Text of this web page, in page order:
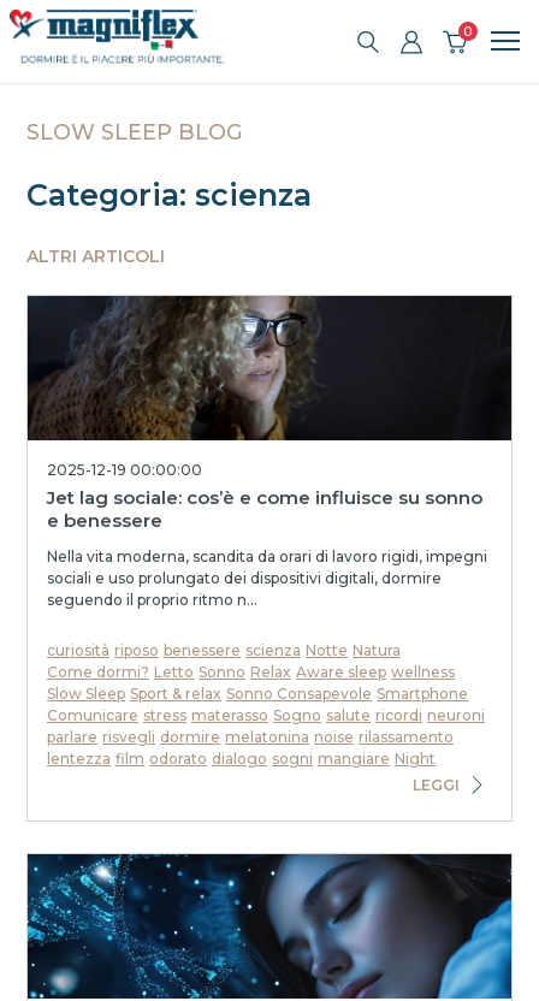
0
SLOW SLEEP BLOG
Categoria: scienza
ALTRI ARTICOLI
2025-12-19 00:00:00
Jet lag sociale: cos’è e come influisce su sonno
e benessere
Nella vita moderna, scandita da orari di lavoro rigidi, impegni
sociali e uso prolungato dei dispositivi digitali, dormire
seguendo il proprio ritmo n...
curiosità riposo benessere scienza Notte Natura
Come dormi? Letto Sonno Relax Aware sleep wellness
Slow Sleep Sport & relax Sonno Consapevole Smartphone
Comunicare stress materasso Sogno salute ricordi neuroni
parlare risvegli dormire melatonina noise rilassamento
lentezza film odorato dialogo sogni mangiare Night
LEGGI